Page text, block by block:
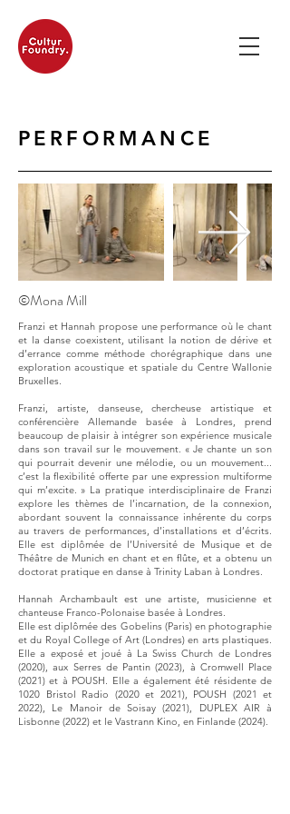
PERFORMANCE
©Mona Mill
Franzi et Hannah propose une performance où le chant
et la danse coexistent, utilisant la notion de dérive et
d’errance comme méthode chorégraphique dans une
exploration acoustique et spatiale du Centre Wallonie
Bruxelles.
Franzi, artiste, danseuse, chercheuse artistique et
conférencière Allemande basée à Londres, prend
beaucoup de plaisir à intégrer son expérience musicale
dans son travail sur le mouvement. « Je chante un son
qui pourrait devenir une mélodie, ou un mouvement...
c’est la flexibilité offerte par une expression multiforme
qui m’excite. » La pratique interdisciplinaire de Franzi
explore les thèmes de l’incarnation, de la connexion,
abordant souvent la connaissance inhérente du corps
au travers de performances, d’installations et d’écrits.
Elle est diplômée de l’Université de Musique et de
Théâtre de Munich en chant et en flûte, et a obtenu un
doctorat pratique en danse à Trinity Laban à Londres.
Hannah Archambault est une artiste, musicienne et
chanteuse Franco-Polonaise basée à Londres.
Elle est diplômée des Gobelins (Paris) en photographie
et du Royal College of Art (Londres) en arts plastiques.
Elle a exposé et joué à La Swiss Church de Londres
(2020), aux Serres de Pantin (2023), à Cromwell Place
(2021) et à POUSH. Elle a également été résidente de
1020 Bristol Radio (2020 et 2021), POUSH (2021 et
2022), Le Manoir de Soisay (2021), DUPLEX AIR à
Lisbonne (2022) et le Vastrann Kino, en Finlande (2024).